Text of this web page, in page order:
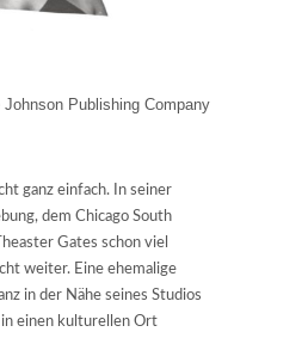
Publishing Company
ganz einfach. In seiner
dem Chicago South
Gates schon viel
weiter. Eine ehemalige
in der Nähe seines Studios
einen kulturellen Ort